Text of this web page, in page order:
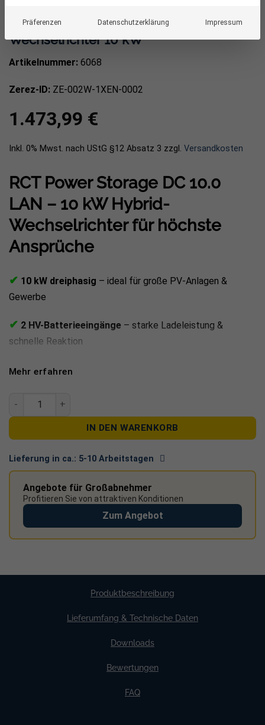
RCT Power Storage DC 10.0 LAN Hybrid
Wechselrichter 10 kW
Artikelnummer: 6068
Zerez-ID: ZE-002W-1XEN-0002
1.473,99 €
Inkl. 0% Mwst. nach UStG §12 Absatz 3 zzgl. Versandkosten
RCT Power Storage DC 10.0
LAN – 10 kW Hybrid-
Wechselrichter für höchste
Ansprüche
✔ 10 kW dreiphasig – ideal für große PV-Anlagen &
Gewerbe
✔ 2 HV-Batterieeingänge – starke Ladeleistung &
schnelle Reaktion
✔Ersatzstromfähig
✔HTW-Berlin Spitzenklasse– ausgezeichnete
Systemeffizienz 2025
Premium-Effizienz und Skalierbarkeit – die Lösung für
maximale Autarkie.
Mehr erfahren
RCT Power Storage DC 10.0 LAN Hybrid Wechselrichter 10
IN DEN WARENKORB
Lieferung in ca.: 5-10 Arbeitstagen
Angebote für Großabnehmer
Profitieren Sie von attraktiven Konditionen
Zum Angebot
Produktbeschreibung
Lieferumfang & Technische Daten
Downloads
Bewertungen
FAQ
Präferenzen Datenschutzerklärung Impressum